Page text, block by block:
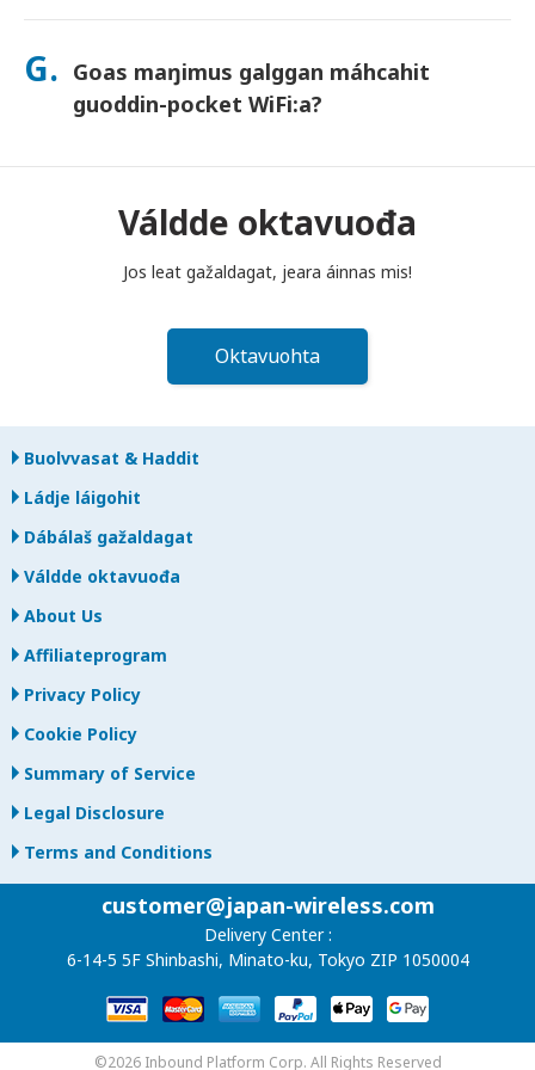
Sáhtát lasihit Goahccehusa go mávssát, mii buhtada jos
buhtadusmávssu. Juos juoga dáhpáhuvvá, váldde oktavuođa
dakkaviđe—mii veahkehit du bissut oktavuođas.
G. Goas maŋimus galggan máhcahit
guoddin-pocket WiFi:a?
maŋŋá. Jos máhcat maŋŋit, šattat máksit.
Váldde oktavuođa
Jos leat gažaldagat, jeara áinnas mis!
Oktavuohta
Buolvvasat & Haddit
Ládje láigohit
Dábálaš gažaldagat
Váldde oktavuođa
About Us
Affiliateprogram
Privacy Policy
Cookie Policy
Summary of Service
Legal Disclosure
Terms and Conditions
customer@japan-wireless.com
Delivery Center :
6-14-5 5F Shinbashi, Minato-ku, Tokyo ZIP 1050004
©2026 Inbound Platform Corp. All Rights Reserved